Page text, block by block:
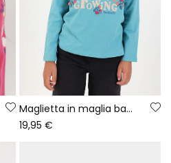
Maglietta in maglia bambina verde stampa floreale
19,95 €